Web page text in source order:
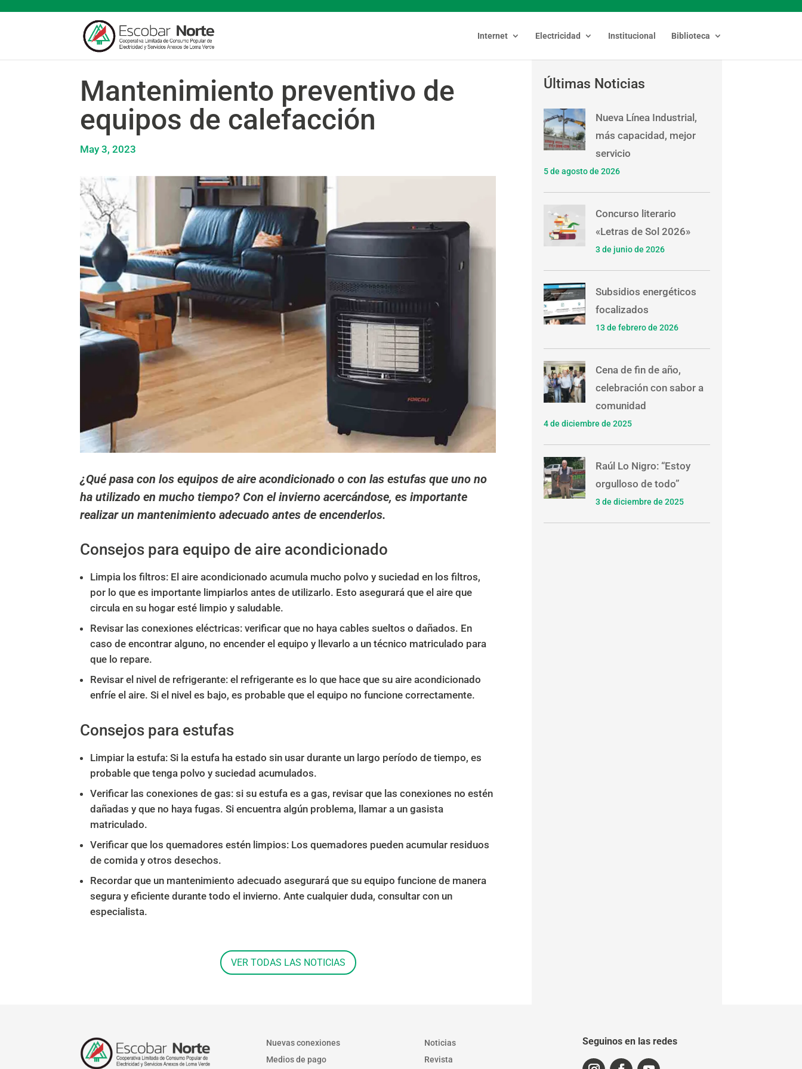
Internet Electricidad Institucional Biblioteca
Mantenimiento preventivo de
equipos de calefacción
May 3, 2023
¿Qué pasa con los equipos de aire acondicionado o con las estufas que uno no
ha utilizado en mucho tiempo? Con el invierno acercándose, es importante
realizar un mantenimiento adecuado antes de encenderlos.
Consejos para equipo de aire acondicionado
Limpia los filtros: El aire acondicionado acumula mucho polvo y suciedad en los filtros,
por lo que es importante limpiarlos antes de utilizarlo. Esto asegurará que el aire que
circula en su hogar esté limpio y saludable.
Revisar las conexiones eléctricas: verificar que no haya cables sueltos o dañados. En
caso de encontrar alguno, no encender el equipo y llevarlo a un técnico matriculado para
que lo repare.
Revisar el nivel de refrigerante: el refrigerante es lo que hace que su aire acondicionado
enfríe el aire. Si el nivel es bajo, es probable que el equipo no funcione correctamente.
Consejos para estufas
Limpiar la estufa: Si la estufa ha estado sin usar durante un largo período de tiempo, es
probable que tenga polvo y suciedad acumulados.
Verificar las conexiones de gas: si su estufa es a gas, revisar que las conexiones no estén
dañadas y que no haya fugas. Si encuentra algún problema, llamar a un gasista
matriculado.
Verificar que los quemadores estén limpios: Los quemadores pueden acumular residuos
de comida y otros desechos.
Recordar que un mantenimiento adecuado asegurará que su equipo funcione de manera
segura y eficiente durante todo el invierno. Ante cualquier duda, consultar con un
especialista.
VER TODAS LAS NOTICIAS
Últimas Noticias
Nueva Línea Industrial,
más capacidad, mejor
servicio
5 de agosto de 2026
Concurso literario
«Letras de Sol 2026»
3 de junio de 2026
Subsidios energéticos
focalizados
13 de febrero de 2026
Cena de fin de año,
celebración con sabor a
comunidad
4 de diciembre de 2025
Raúl Lo Nigro: “Estoy
orgulloso de todo”
3 de diciembre de 2025
Nuevas conexiones
Medios de pago
Noticias
Revista
Seguinos en las redes